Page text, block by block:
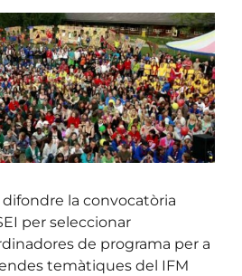
la convocatòria
per seleccionar
de programa per a
temàtiques del IFM